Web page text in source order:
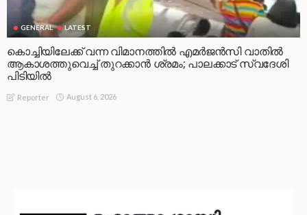
GENERAL LATEST
കൊച്ചിയിലേക്ക് വന്ന വിമാനത്തിൽ എമർജൻസി വാതിൽ
ആകാശത്തുവെച്ച് തുറക്കാൻ ശ്രമം; പാലക്കാട് സ്വദേശി
പിടിയിൽ
Reporter August 6, 2026